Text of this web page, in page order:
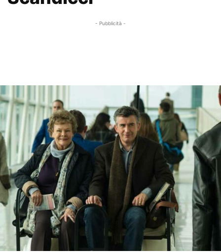
- Pubblicità -